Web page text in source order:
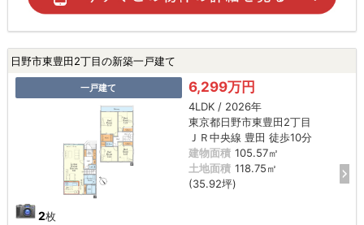
日野市東豊田2丁目の新築一戸建て
一戸建て
2枚
6,299万円
4LDK / 2026年
東京都日野市東豊田2丁目
ＪＲ中央線 豊田 徒歩10分
建物面積 105.57㎡
土地面積 118.75㎡
(35.92坪)